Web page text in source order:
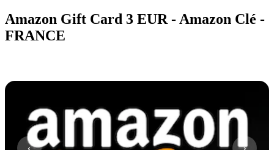
Amazon Gift Card 3 EUR - Amazon Clé -
FRANCE